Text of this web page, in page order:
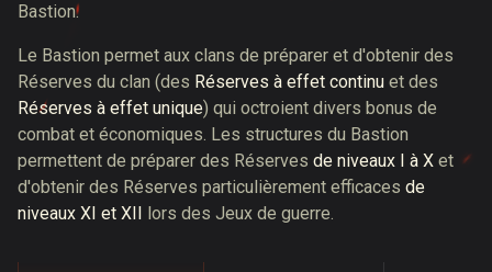
Bastion.
Le Bastion permet aux clans de préparer et d'obtenir des
Réserves du clan (des Réserves à effet continu et des
Réserves à effet unique) qui octroient divers bonus de
combat et économiques. Les structures du Bastion
permettent de préparer des Réserves de niveaux I à X et
d'obtenir des Réserves particulièrement efficaces de
niveaux XI et XII lors des Jeux de guerre.